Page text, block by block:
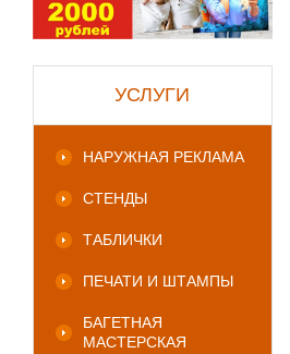
УСЛУГИ
НАРУЖНАЯ РЕКЛАМА
СТЕНДЫ
ТАБЛИЧКИ
ПЕЧАТИ И ШТАМПЫ
БАГЕТНАЯ
МАСТЕРСКАЯ